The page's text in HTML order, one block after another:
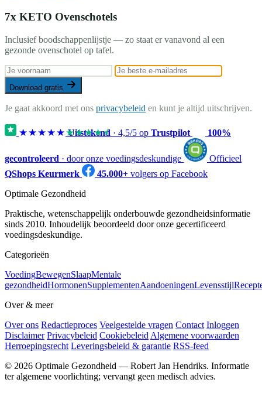
7x KETO Ovenschotels
Inclusief boodschappenlijstje — zo staat er vanavond al een
gezonde ovenschotel op tafel.
Download gratis
Je gaat akkoord met ons privacybeleid en kunt je altijd uitschrijven.
★★★★★★★★★★
Uitstekend · 4,5/5 op Trustpilot 100%
gecontroleerd · door onze voedingsdeskundige
Officieel
QShops Keurmerk
45.000+ volgers op Facebook
Optimale Gezondheid
Praktische, wetenschappelijk onderbouwde gezondheidsinformatie
sinds 2010. Inhoudelijk beoordeeld door onze gecertificeerd
voedingsdeskundige.
Categorieën
VoedingBewegenSlaapMentale
gezondheidHormonenSupplementenAandoeningenLevensstijl
Over & meer
Over ons Redactieproces Veelgestelde vragen Contact Inloggen
Disclaimer Privacybeleid Cookiebeleid Algemene voorwaarden
Herroepingsrecht Leveringsbeleid & garantie RSS-feed
© 2026 Optimale Gezondheid — Robert Jan Hendriks. Informatie
ter algemene voorlichting; vervangt geen medisch advies.